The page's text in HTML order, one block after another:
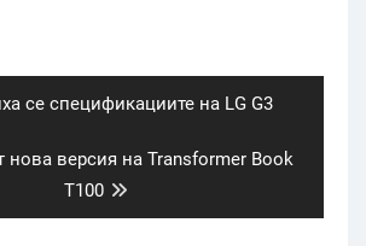
се спецификациите на LG G3
нова версия на Transformer Book
T100